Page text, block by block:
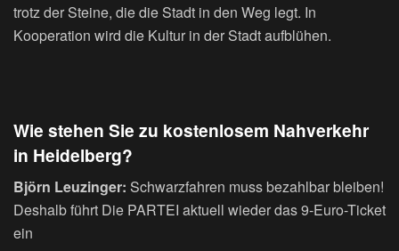
trotz der Steine, die die Stadt in den Weg legt. In
Kooperation wird die Kultur in der Stadt aufblühen.
Wie stehen Sie zu kostenlosem Nahverkehr
in Heidelberg?
Björn Leuzinger: Schwarzfahren muss bezahlbar bleiben!
Deshalb führt Die PARTEI aktuell wieder das 9-Euro-Ticket
ein